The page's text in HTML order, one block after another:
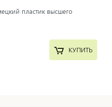
пластик высшего
КУПИТЬ